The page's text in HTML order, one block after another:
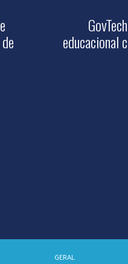
educacional
GERAL